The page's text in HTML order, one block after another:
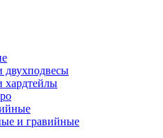
двухподвесы
хардтейлы
и гравийные